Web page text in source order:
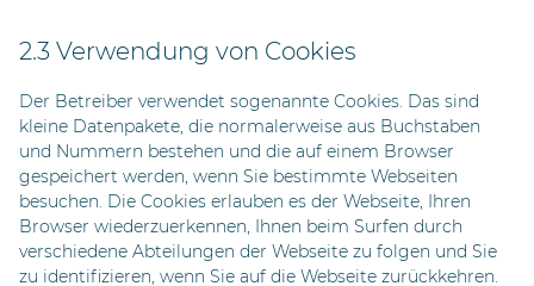
2.3 Verwendung von Cookies
Der Betreiber verwendet sogenannte Cookies. Das sind
kleine Datenpakete, die normalerweise aus Buchstaben
und Nummern bestehen und die auf einem Browser
gespeichert werden, wenn Sie bestimmte Webseiten
besuchen. Die Cookies erlauben es der Webseite, Ihren
Browser wiederzuerkennen, Ihnen beim Surfen durch
verschiedene Abteilungen der Webseite zu folgen und Sie
zu identifizieren, wenn Sie auf die Webseite zurückkehren.